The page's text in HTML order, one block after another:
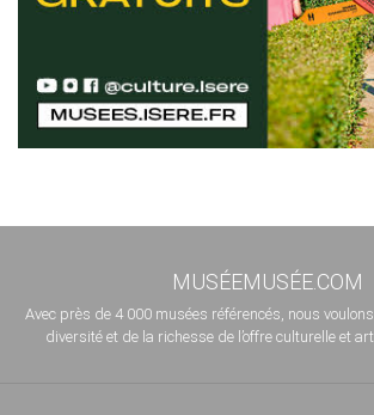
MUSÉEMUSÉE.COM
Avec près de 4 000 musées référencés, nous
diversité et de la richesse de l’offre culturelle et